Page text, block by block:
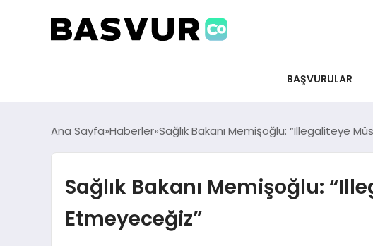
BAŞVURULAR
Ana Sayfa Haberler Sağlık Bakanı Memişoğlu: “Illegaliteye
Sağlık Bakanı Memişoğlu:
Etmeyeceğiz”